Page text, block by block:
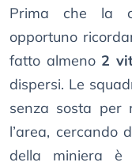
Prima che la
opportuno
fatto almeno 2
dispersi. Le
senza sosta per
l’area, cercando
della miniera